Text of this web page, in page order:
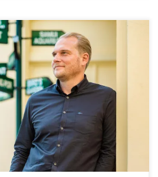
die Frage auf: "Was lässt uns
oder harte Arbeit? Talent ist
einer Fähigkeit. Talent ist nutzlos,
Was passiert dem
wenn er nur auf der Couch sitzt
wartet? Auf […]